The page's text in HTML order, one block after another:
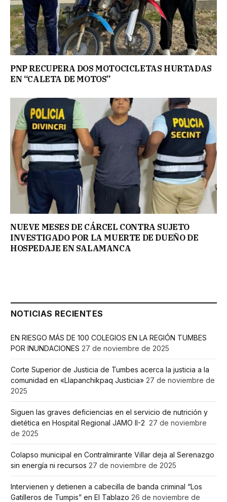
PNP RECUPERA DOS MOTOCICLETAS HURTADAS
EN “CALETA DE MOTOS”
NUEVE MESES DE CÁRCEL CONTRA SUJETO
INVESTIGADO POR LA MUERTE DE DUEÑO DE
HOSPEDAJE EN SALAMANCA
NOTICIAS RECIENTES
EN RIESGO MÁS DE 100 COLEGIOS EN LA REGIÓN TUMBES
POR INUNDACIONES 27 de noviembre de 2025
Corte Superior de Justicia de Tumbes acerca la justicia a la
comunidad en «Llapanchikpaq Justicia» 27 de noviembre de
2025
Siguen las graves deficiencias en el servicio de nutrición y
dietética en Hospital Regional JAMO II-2 27 de noviembre
de 2025
Colapso municipal en Contralmirante Villar deja al Serenazgo
sin energía ni recursos 27 de noviembre de 2025
Intervienen y detienen a cabecilla de banda criminal “Los
Gatilleros de Tumpis” en El Tablazo 26 de noviembre de